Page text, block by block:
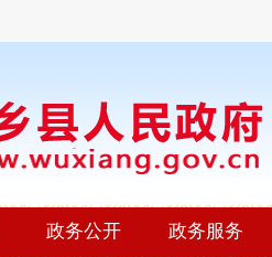
政务公开 政务服务